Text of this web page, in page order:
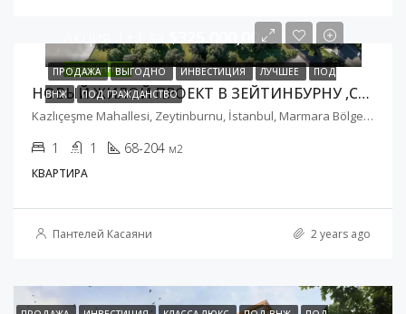
ИЗБРАННЫЕ
ПРОДАЖА ВЫГОДНО ИНВЕСТИЦИЯ ЛУЧШЕЕ
ПОД
ВНЖ
ПОД ГРАЖДАНСТВО НОВЫЙ ЖИЛОЙ ПРОЕКТ В ЗЕЙТИНБУРНУ ,СТАМБУЛ
Kazlıçeşme Mahallesi, Zeytinburnu, İstanbul, Marmara Bölgesi, Türkiye
1 1 68-204 м2
КВАРТИРА
Пантелей Касаяни 2 years ago